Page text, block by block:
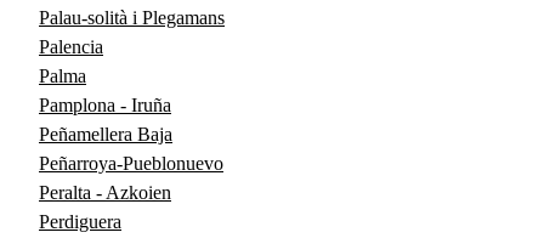
Palau-solità i Plegamans
Palencia
Palma
Pamplona - Iruña
Peñamellera Baja
Peñarroya-Pueblonuevo
Peralta - Azkoien
Perdiguera